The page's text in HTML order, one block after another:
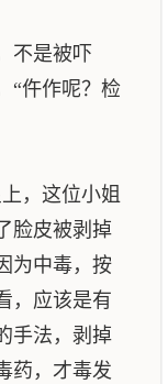
不是被吓
“仵作呢？检
，这位小姐
脸皮被剥掉
为中毒，按
，应该是有
手法，剥掉
药，才毒发